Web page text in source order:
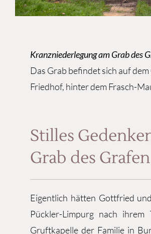
Kranzniederlegung am Grab des
Das Grab befindet sich auf
Friedhof, hinter dem Frasch-
Stilles
Grab des Grafen
Eigentlich hätten Gottfried
Pückler-Limpurg nach
Gruftkapelle der Familie in